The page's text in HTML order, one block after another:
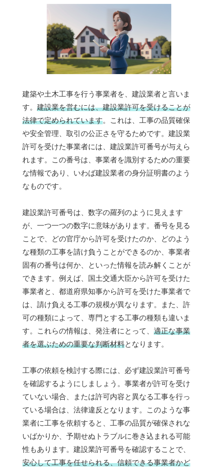
建築や土木工事を行う事業者を、建設業者と言いま
す。 建設業を営むには、建設業許可を受けることが
法律で定められています。これは、工事の品質確保
や安全管理、取引の公正さを守るためです。建設業
許可を受けた事業者には、建設業許可番号が与えら
れます。この番号は、事業者を識別するための重要
な情報であり、いわば建設業者の身分証明書のよう
なものです。
建設業許可番号は、数字の羅列のように見えます
が、一つ一つの数字に意味があります。番号を見る
ことで、どの官庁から許可を受けたのか、どのよう
な種類の工事を請け負うことができるのか、事業者
固有の番号は何か、といった情報を読み解くことが
できます。例えば、国土交通大臣から許可を受けた
事業者と、都道府県知事から許可を受けた事業者で
は、請け負える工事の規模が異なります。また、許
可の種類によって、専門とする工事の種類も違いま
す。これらの情報は、発注者にとって、 適正な事業
者を選ぶための重要な判断材料となります。
工事の依頼を検討する際には、必ず建設業許可番号
を確認するようにしましょう。事業者が許可を受け
ていない場合、または許可内容と異なる工事を行っ
ている場合は、法律違反となります。このような事
業者に工事を依頼すると、工事の品質が確保されな
いばかりか、予期せぬトラブルに巻き込まれる可能
性もあります。建設業許可番号を確認することで、
安心して工事を任せられる、信頼できる事業者かど